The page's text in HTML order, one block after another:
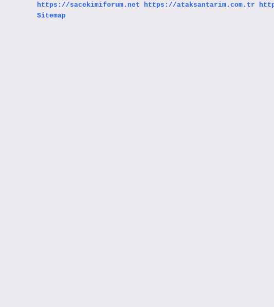
https://sacekimiforum.net https://ataksantarim.com.tr
Sitemap